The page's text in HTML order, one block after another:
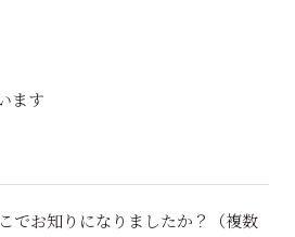
ます
でお知りになりましたか？（複数